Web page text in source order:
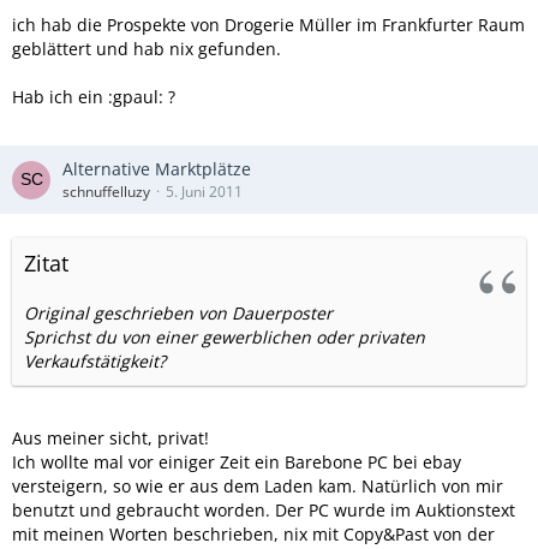
ich hab die Prospekte von Drogerie Müller im Frankfurter Raum
geblättert und hab nix gefunden.
Hab ich ein :gpaul: ?
Alternative Marktplätze
schnuffelluzy 5. Juni 2011
Zitat
Original geschrieben von Dauerposter
Sprichst du von einer gewerblichen oder privaten
Verkaufstätigkeit?
Aus meiner sicht, privat!
Ich wollte mal vor einiger Zeit ein Barebone PC bei ebay
versteigern, so wie er aus dem Laden kam. Natürlich von mir
benutzt und gebraucht worden. Der PC wurde im Auktionstext
mit meinen Worten beschrieben, nix mit Copy&Past von der